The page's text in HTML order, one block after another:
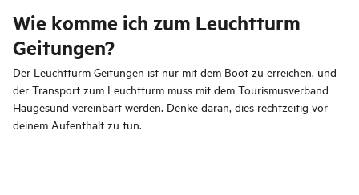
Wie komme ich zum Leuchtturm
Geitungen?
Der Leuchtturm Geitungen ist nur mit dem Boot zu erreichen, und
der Transport zum Leuchtturm muss mit dem Tourismusverband
Haugesund vereinbart werden. Denke daran, dies rechtzeitig vor
deinem Aufenthalt zu tun.